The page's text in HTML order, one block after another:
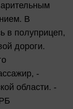
В
в полуприцеп,
дороги.
-
области. -